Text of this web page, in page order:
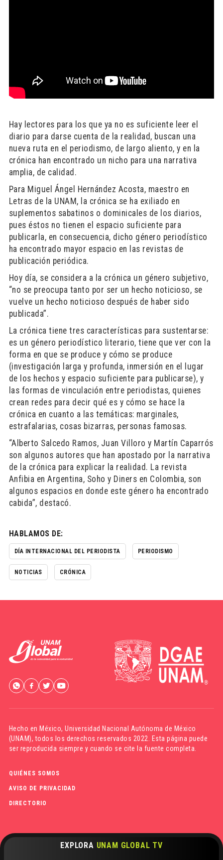
EXPLORA UNAM GLOBAL TV
Hay lectores para los que ya no es suficiente leer el
diario para darse cuenta de la realidad, buscan una
nueva ruta en el periodismo, de largo aliento, y en la
crónica han encontrado un nicho para una narrativa
amplia, de calidad.
Para Miguel Ángel Hernández Acosta, maestro en
Letras de la UNAM, la crónica se ha exiliado en
suplementos sabatinos o dominicales de los diarios,
pues éstos no tienen el espacio suficiente para
publicarla, en consecuencia, dicho género periodístico
ha encontrado mayor espacio en las revistas de
publicación periódica.
Hoy día, se considera a la crónica un género subjetivo,
“no se preocupa tanto por ser un hecho noticioso, se
vuelve un hecho noticioso después de haber sido
publicada”.
La crónica tiene tres características para sustentarse:
es un género periodístico literario, tiene que ver con la
forma en que se produce y cómo se produce
(investigación larga y profunda, inmersión en el lugar
de los hechos y espacio suficiente para publicarse), y
las formas de vinculación entre periodistas, quienes
crean redes para decir qué es y cómo se hace la
crónica en cuanto a las temáticas: marginales,
estrafalarias, cosas bizarras, personas famosas.
“Alberto Salcedo Ramos, Juan Villoro y Martín Caparrós
son algunos autores que han apostado por la narrativa
de la crónica para explicar la realidad. La revista
Anfibia en Argentina, Soho y Diners en Colombia, son
algunos espacios en donde este género ha encontrado
cabida”, destacó.
HABLAMOS DE:
DÍA INTERNACIONAL DEL PERIODISTA PERIODISMO
NOTICIAS CRÓNICA
Hecho en México,Universidad Nacional Autónoma de México
(UNAM), todos los derechos reservados 2022. Esta página puede
ser reproducida siempre y cuando se cite la fuente completa.
QUIÉNES SOMOS
AVISO DE PRIVACIDAD
DIRECTORIO